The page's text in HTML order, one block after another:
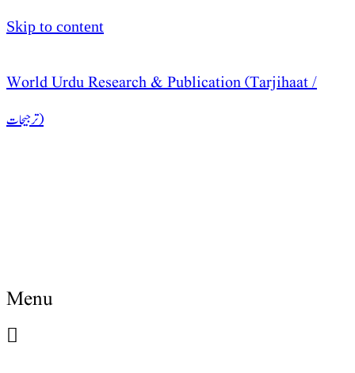
Skip to content
World Urdu Research & Publication (Tarjihaat /
ترجیحات )
Menu